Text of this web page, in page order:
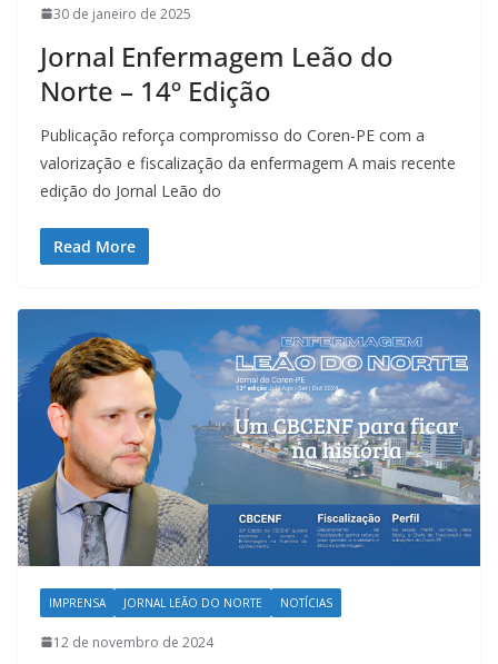
30 de janeiro de 2025
Jornal Enfermagem Leão do
Norte – 14º Edição
Publicação reforça compromisso do Coren-PE com a
valorização e fiscalização da enfermagem A mais recente
edição do Jornal Leão do
Read More
IMPRENSA JORNAL LEÃO DO NORTE NOTÍCIAS
12 de novembro de 2024